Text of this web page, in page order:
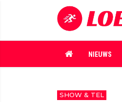
NIEUWS
SHOW & TEL